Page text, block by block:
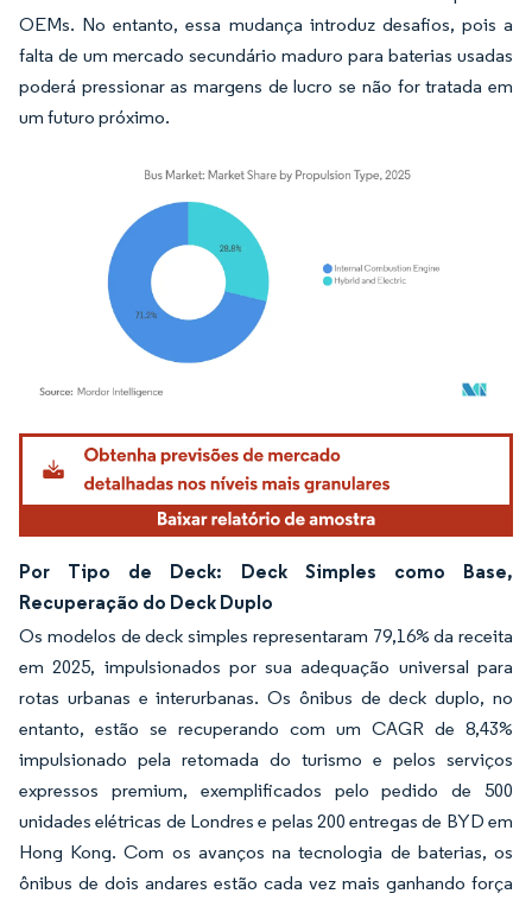
OEMs. No entanto, essa mudança introduz desafios, pois a
falta de um mercado secundário maduro para baterias usadas
poderá pressionar as margens de lucro se não for tratada em
um futuro próximo.
Imagem © Mordor Intelligence. O reuso requer atribuição conforme CC BY 4.0.
Por Tipo de Deck: Deck Simples como Base,
Recuperação do Deck Duplo
Os modelos de deck simples representaram 79,16% da receita
em 2025, impulsionados por sua adequação universal para
rotas urbanas e interurbanas. Os ônibus de deck duplo, no
entanto, estão se recuperando com um CAGR de 8,43%
impulsionado pela retomada do turismo e pelos serviços
expressos premium, exemplificados pelo pedido de 500
unidades elétricas de Londres e pelas 200 entregas de BYD em
Hong Kong. Com os avanços na tecnologia de baterias, os
ônibus de dois andares estão cada vez mais ganhando força